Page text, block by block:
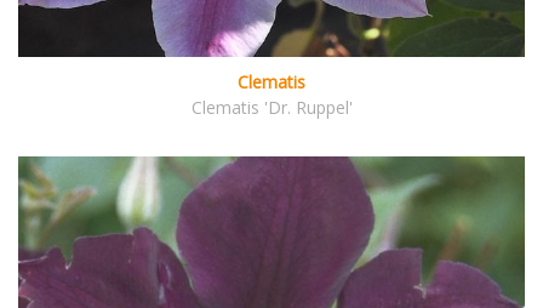
Clematis
Clematis 'Dr. Ruppel'